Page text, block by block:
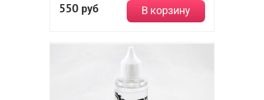
550 руб В корзину